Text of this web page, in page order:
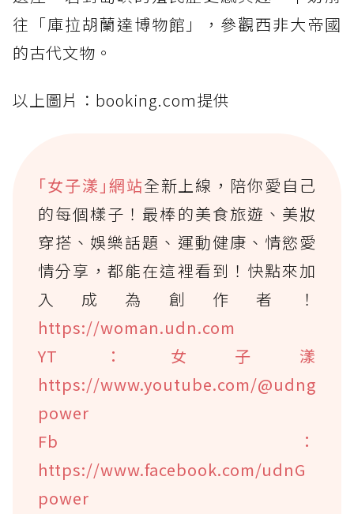
往「庫拉胡蘭達博物館」，參觀西非大帝國
的古代文物。
以上圖片：booking.com提供
｢女子漾｣網站全新上線，陪你愛自己
的每個樣子！最棒的美食旅遊、美妝
穿搭、娛樂話題、運動健康、情慾愛
情分享，都能在這裡看到！快點來加
入成為創作者！
https://woman.udn.com
YT：女子漾
https://www.youtube.com/@udng
power
Fb：
https://www.facebook.com/udnG
power